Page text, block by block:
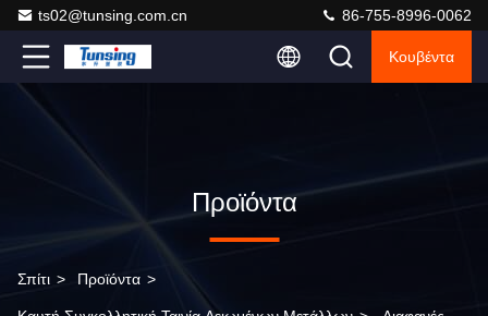
ts02@tunsing.com.cn 86-755-8996-0062
Κουβέντα
Προϊόντα
Σπίτι > Προϊόντα >